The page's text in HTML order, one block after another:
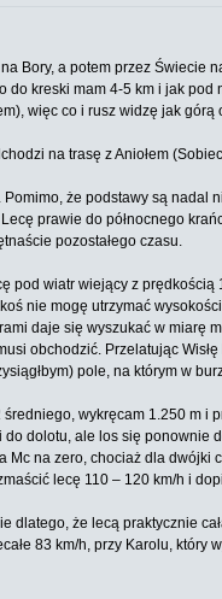
Bory, a potem przez Świecie
kreski mam 4-5 km i jak
więc co i rusz widzę jak
na trasę z Aniołem
że podstawy są
prawie do północnego
pozostałego czasu.
pod wiatr wiejący z
nie mogę utrzymać
daje się wyszukać w miarę
obchodzić. Przelatując
pole, na którym w
wykręcam 1.250 m
dolotu, ale los się
na zero, chociaż dla
lecę 110 – 120 km/h i
dlatego, że lecą praktycznie
83 km/h, przy Karolu,